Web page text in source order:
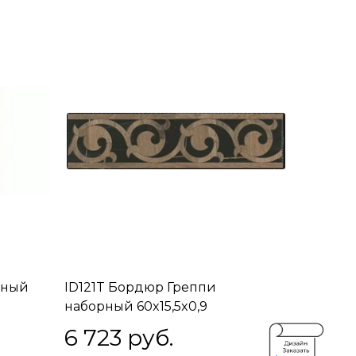
ID121T Бордюр Греппи
наборный 60x15,5x0,9
6 723 руб.